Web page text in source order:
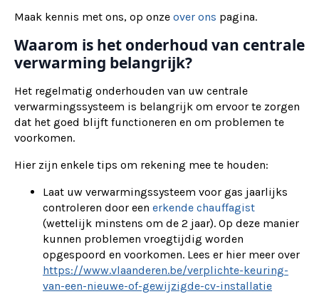
Maak kennis met ons, op onze over ons pagina.
Waarom is het onderhoud van centrale
verwarming belangrijk?
Het regelmatig onderhouden van uw centrale
verwarmingssysteem is belangrijk om ervoor te zorgen
dat het goed blijft functioneren en om problemen te
voorkomen.
Hier zijn enkele tips om rekening mee te houden:
Laat uw verwarmingssysteem voor gas jaarlijks
controleren door een erkende chauffagist
(wettelijk minstens om de 2 jaar). Op deze manier
kunnen problemen vroegtijdig worden
opgespoord en voorkomen. Lees er hier meer over
https://www.vlaanderen.be/verplichte-keuring-
van-een-nieuwe-of-gewijzigde-cv-installatie